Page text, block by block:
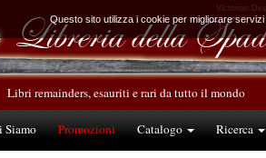
Victorian
Libri remainders, esauriti e rari da tutto il mondo
Siamo Promozioni Catalogo Ricerca
Questo sito utilizza i cookie per migliorare